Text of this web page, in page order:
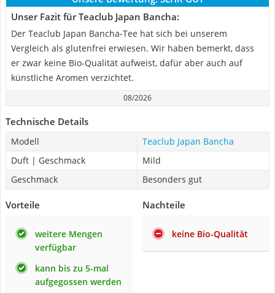
Unser Fazit für Teaclub Japan Bancha:
Der Teaclub Japan Bancha-Tee hat sich bei unserem
Vergleich als glutenfrei erwiesen. Wir haben bemerkt, dass
er zwar keine Bio-Qualität aufweist, dafür aber auch auf
künstliche Aromen verzichtet.
08/2026
Technische Details
Modell
Teaclub Japan Bancha
Duft | Geschmack
Mild
Geschmack
Besonders gut
Vorteile
weitere Mengen
verfügbar
kann bis zu 5-mal
aufgegossen werden
Nachteile
keine Bio-Qualität